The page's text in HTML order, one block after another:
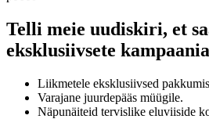
Telli meie uudiskiri, et
eksklusiivsete
Liikmetele eksklusiivsed
Varajane juurdepääs müügile.
Näpunäiteid tervislike eluviiside